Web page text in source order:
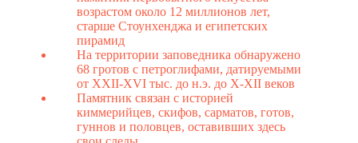
возрастом около 12 миллионов лет,
старше Стоунхенджа и египетских
пирамид
На территории заповедника обнаружено
68 гротов с петроглифами, датируемыми
от XXII-XVI тыс. до н.э. до X-XII веков
Памятник связан с историей
киммерийцев, скифов, сарматов, готов,
гуннов и половцев, оставивших здесь